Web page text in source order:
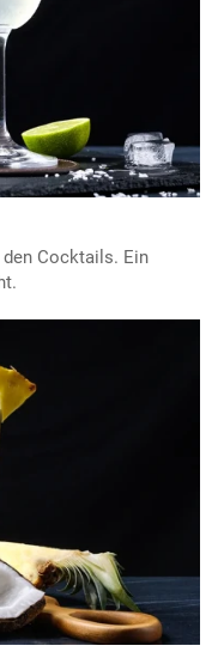
Cocktails. Ein